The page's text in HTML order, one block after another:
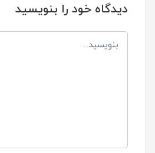
دیدگاه خود را بنویسید